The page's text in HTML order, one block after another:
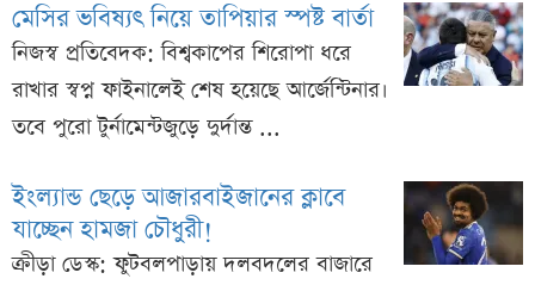
মেসির ভবিষ্যৎ নিয়ে তাপিয়ার স্পষ্ট বার্তা
নিজস্ব প্রতিবেদক: বিশ্বকাপের শিরোপা ধরে
রাখার স্বপ্ন ফাইনালেই শেষ হয়েছে আর্জেন্টিনার।
তবে পুরো টুর্নামেন্টজুড়ে দুর্দান্ত ...
ইংল্যান্ড ছেড়ে আজারবাইজানের ক্লাবে
যাচ্ছেন হামজা চৌধুরী!
ক্রীড়া ডেস্ক: ফুটবলপাড়ায় দলবদলের বাজারে